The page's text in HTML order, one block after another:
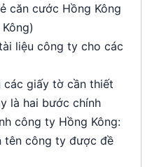
căn cước Hồng Kông
liệu công ty cho các
các giấy tờ cần thiết
là hai bước chính
công ty Hồng Kông:
tên công ty được đề